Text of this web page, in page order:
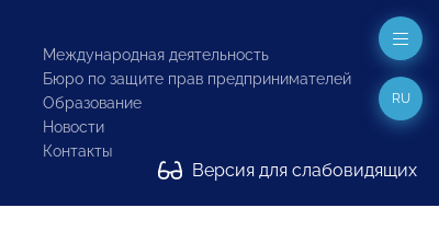
Международная деятельность
Бюро по защите прав предпринимателей
Образование
Новости
Контакты
Версия для слабовидящих
RU